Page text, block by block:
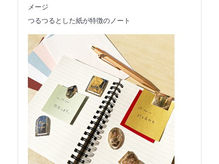
メージ
つるつるとした紙が特徴のノート